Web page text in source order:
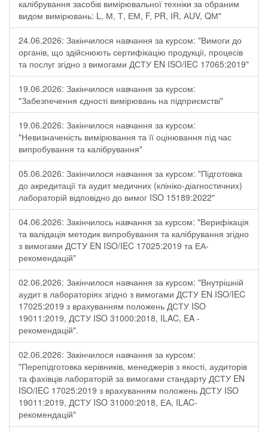
калібрування засобів вимірювальної техніки за обраним
видом вимірювань: L, М, Т, ЕМ, F, РR, ІR, АUV, QМ"
24.06.2026: Закінчилося навчання за курсом: "Вимоги до
органів, що здійснюють сертифікацію продукції, процесів
та послуг згідно з вимогами ДСТУ EN ISO/IEC 17065:2019"
19.06.2026: Закінчилося навчання за курсом:
"Забезпечення єдності вимірювань на підприємстві"
19.06.2026: Закінчилося навчання за курсом:
"Невизначеність вимірювання та її оцінювання під час
випробування та калібрування"
05.06.2026: Закінчилося навчання за курсом: "Підготовка
до акредитації та аудит медичних (клініко-діагностичних)
лабораторій відповідно до вимог ISO 15189:2022"
04.06.2026: Закінчилось навчання за курсом: "Верифікація
та валідація методик випробування та калібрування згідно
з вимогами ДСТУ EN ISO/IEC 17025:2019 та ЕА-
рекомендацій"
02.06.2026: Закінчилося навчання за курсом: "Внутрішній
аудит в лабораторіях згідно з вимогами ДСТУ EN ISO/IEC
17025:2019 з врахуванням положень ДСТУ ISO
19011:2019, ДСТУ ISO 31000:2018, ILAC, EA -
рекомендацій".
02.06.2026: Закінчилося навчання за курсом:
"Перепідготовка керівників, менеджерів з якості, аудиторів
та фахівців лабораторій за вимогами стандарту ДСТУ EN
ISO/IEC 17025:2019 з врахуванням положень ДСТУ ISO
19011:2019, ДСТУ ISO 31000:2018, ЕА, ILAC-
рекомендацій"